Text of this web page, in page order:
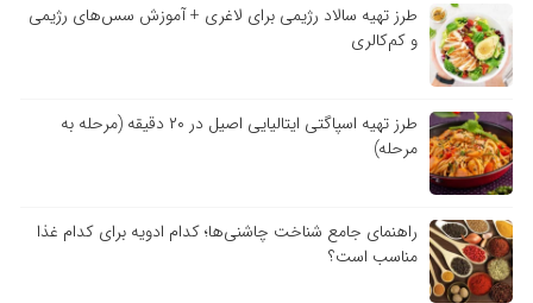
طرز تهیه سالاد رژیمی برای لاغری + آموزش سس‌های رژیمی
و کم‌کالری
طرز تهیه اسپاگتی ایتالیایی اصیل در ۲۰ دقیقه (مرحله به
مرحله)
راهنمای جامع شناخت چاشنی‌ها؛ کدام ادویه برای کدام غذا
مناسب است؟